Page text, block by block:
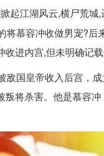
起江湖风云,横尸荒城
将慕容冲收做男宠?
进内宫,但未明确记
国皇帝收入后宫，
将杀害。他是慕容